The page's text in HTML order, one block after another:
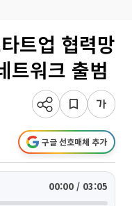
트업 협력망
트워크 출범
구글 선호매체 추가
00:00 / 03:05